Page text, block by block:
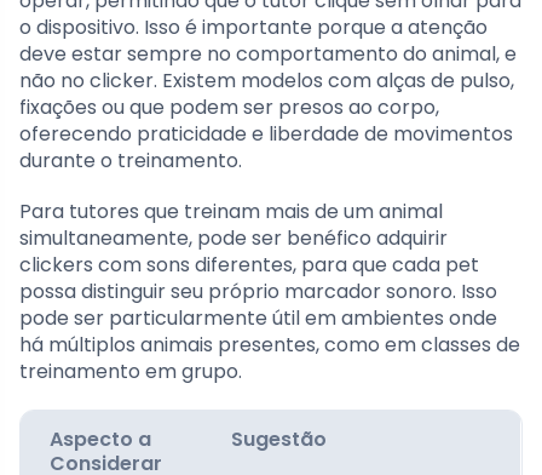
o dispositivo. Isso é importante porque a atenção
deve estar sempre no comportamento do animal, e
não no clicker. Existem modelos com alças de pulso,
fixações ou que podem ser presos ao corpo,
oferecendo praticidade e liberdade de movimentos
durante o treinamento.
Para tutores que treinam mais de um animal
simultaneamente, pode ser benéfico adquirir
clickers com sons diferentes, para que cada pet
possa distinguir seu próprio marcador sonoro. Isso
pode ser particularmente útil em ambientes onde
há múltiplos animais presentes, como em classes de
treinamento em grupo.
Aspecto a
Considerar
Sugestão